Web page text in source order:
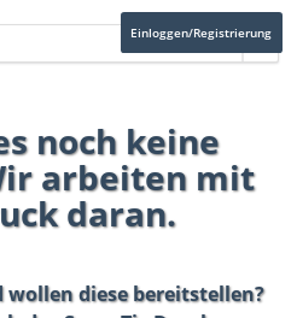
Einloggen/Registrierung
noch keine
arbeiten mit
daran.
wollen diese bereitstellen?